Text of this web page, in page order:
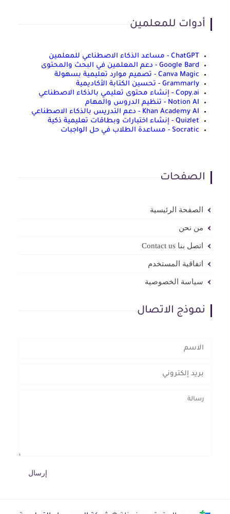
أدوات للمعلمين
ChatGPT - مساعد الذكاء الاصطناعي للمعلمين
Google Bard - دعم المعلمين في البحث والمحتوى
Canva Magic - تصميم موارد تعليمية بسهولة
Grammarly - تحسين الكتابة الأكاديمية
Copy.ai - إنشاء محتوى تعليمي بالذكاء الاصطناعي
Notion AI - تنظيم الدروس والمهام
Khan Academy AI - دعم التدريس بالذكاء الاصطناعي
Quizlet - إنشاء اختبارات وبطاقات تعليمية ذكية
Socratic - مساعدة الطلاب في حل الواجبات
الصفحات
الصفحة الرئيسية
من نحن
اتصل بنا Contact us
اتفاقية المستخدم
سياسة الخصوصية
نموذج الاتصال